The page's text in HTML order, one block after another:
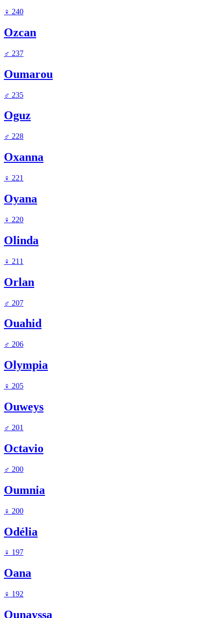
♀ 240
Ozcan
♂ 237
Oumarou
♂ 235
Oguz
♂ 228
Oxanna
♀ 221
Oyana
♀ 220
Olinda
♀ 211
Orlan
♂ 207
Ouahid
♂ 206
Olympia
♀ 205
Ouweys
♂ 201
Octavio
♂ 200
Oumnia
♀ 200
Odélia
♀ 197
Oana
♀ 192
Ounayssa